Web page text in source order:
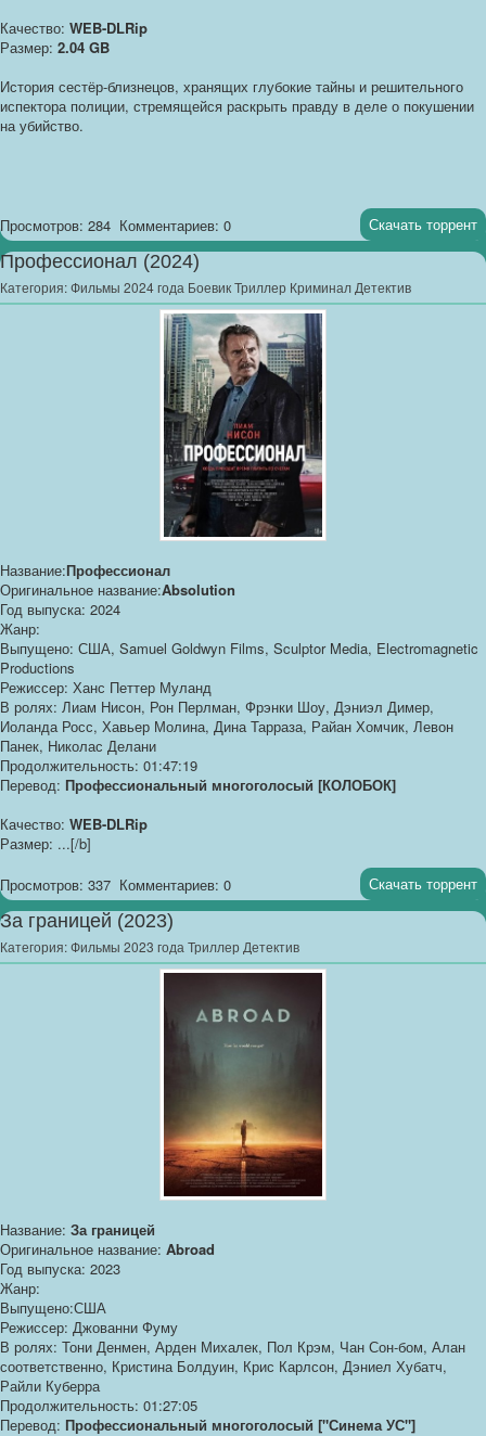
Качество: WEB-DLRip
Размер: 2.04 GB
История сестёр-близнецов, хранящих глубокие тайны и решительного
испектора полиции, стремящейся раскрыть правду в деле о покушении
на убийство.
Просмотров: 284 Комментариев: 0 Скачать торрент
Профессионал (2024)
Категория:Фильмы 2024 года Боевик Триллер Криминал Детектив
Название:Профессионал
Оригинальное название:Absolution
Год выпуска: 2024
Жанр:
Выпущено: США, Samuel Goldwyn Films, Sculptor Media, Electromagnetic
Productions
Режиссер: Ханс Петтер Муланд
В ролях: Лиам Нисон, Рон Перлман, Фрэнки Шоу, Дэниэл Димер,
Иоланда Росс, Хавьер Молина, Дина Тарраза, Райан Хомчик, Левон
Панек, Николас Делани
Продолжительность: 01:47:19
Перевод: Профессиональный многоголосый [КОЛОБОК]
Качество: WEB-DLRip
Размер: ...[/b]
Просмотров: 337 Комментариев: 0 Скачать торрент
За границей (2023)
Категория:Фильмы 2023 года Триллер Детектив
Название: За границей
Оригинальное название: Abroad
Год выпуска: 2023
Жанр:
Выпущено:США
Режиссер: Джованни Фуму
В ролях: Тони Денмен, Арден Михалек, Пол Крэм, Чан Сон-бом, Алан
соответственно, Кристина Болдуин, Крис Карлсон, Дэниел Хубатч,
Райли Куберра
Продолжительность: 01:27:05
Перевод: Профессиональный многоголосый ["Синема УС"]